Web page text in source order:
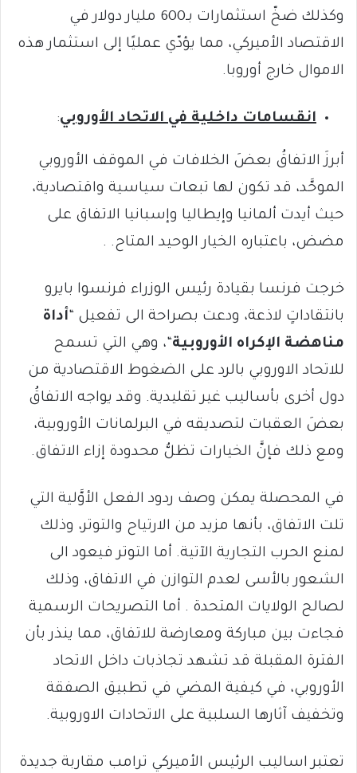
وكذلك ضخّ استثمارات بـ600 مليار دولار في
الاقتصاد الأميركي، مما يؤدّي عمليًا إلى استثمار هذه
الاموال خارج أوروبا.
انقسامات داخلية في الاتحاد الأوروبي:
أبرزَ الاتفاقُ بعضَ الخلافات في الموقف الأوروبي
الموحَّد، قد تكون لها تبعات سياسية واقتصادية،
حيث أيدت ألمانيا وإيطاليا وإسبانيا الاتفاق على
مضض، باعتباره الخيار الوحيد المتاح. .
خرجت فرنسا بقيادة رئيس الوزراء فرنسوا بايرو
بانتقاداتٍ لاذعة، ودعت بصراحة الى تفعيل “أداة
مناهضة الإكراه الأوروبية“، وهي التي تسمح
للاتحاد الاوروبي بالرد على الضغوط الاقتصادية من
دول أخرى بأساليب غير تقليدية. وقد يواجه الاتفاقُ
بعضَ العقبات لتصديقه في البرلمانات الأوروبية،
ومع ذلك فإنَّ الخيارات تظلُّ محدودة إزاء الاتفاق.
في المحصلة يمكن وصف ردود الفعل الأوَّلية التي
تلت الاتفاق، بأنها مزيد من الارتياح والتوتر، وذلك
لمنع الحرب التجارية الآتية. أما التوتر فيعود الى
الشعور بالأسى لعدم التوازن في الاتفاق، وذلك
لصالح الولايات المتحدة . أما التصريحات الرسمية
فجاءت بين مباركة ومعارضة للاتفاق، مما ينذر بأن
الفترة المقبلة قد تشهد تجاذبات داخل الاتحاد
الأوروبي، في كيفية المضي في تطبيق الصفقة
وتخفيف آثارها السلبية على الاتحادات الاوروبية.
تعتبر اساليب الرئيس الأميركي ترامب مقاربة جديدة